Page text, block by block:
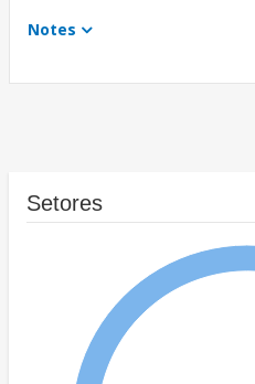
Notes
Setores